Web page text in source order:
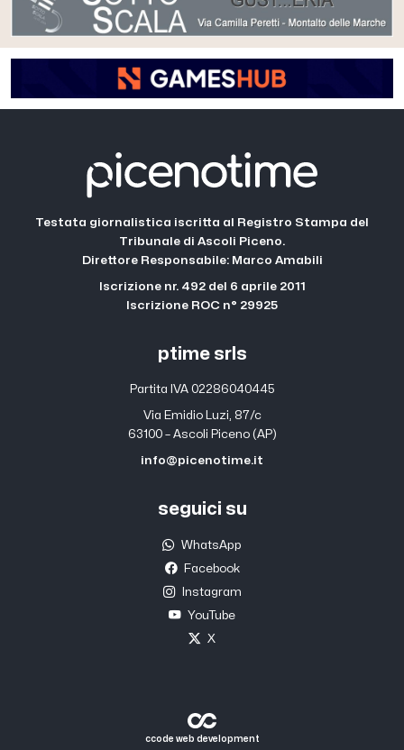
Testata giornalistica iscritta al Registro Stampa del
Tribunale di Ascoli Piceno.
Direttore Responsabile: Marco Amabili
Iscrizione nr. 492 del 6 aprile 2011
Iscrizione ROC n° 29925
ptime srls
Partita IVA 02286040445
Via Emidio Luzi, 87/c
63100 – Ascoli Piceno (AP)
info@picenotime.it
seguici su
WhatsApp
Facebook
Instagram
YouTube
X
ccode web development